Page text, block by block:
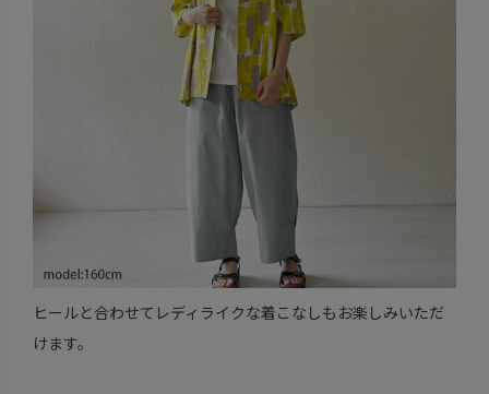
ヒールと合わせてレディライクな着こなしもお楽しみいただ
けます。